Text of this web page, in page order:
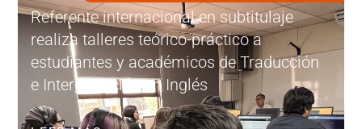
Referente internacional en subtitulaje
realiza talleres teórico-práctico a
estudiantes y académicos de Traducción
e Interpretación en Inglés